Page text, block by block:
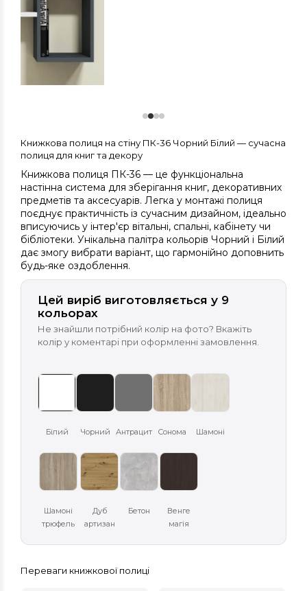
Книжкова полиця на стіну ПК-36 Чорний Білий — сучасна
полиця для книг та декору
Книжкова полиця ПК-36 — це функціональна
настінна система для зберігання книг, декоративних
предметів та аксесуарів. Легка у монтажі полиця
поєднує практичність із сучасним дизайном, ідеально
вписуючись у інтер'єр вітальні, спальні, кабінету чи
бібліотеки. Унікальна палітра кольорів Чорний і Білий
дає змогу вибрати варіант, що гармонійно доповнить
будь-яке оздоблення.
Цей виріб виготовляється у 9
кольорах
Не знайшли потрібний колір на фото? Вкажіть
колір у коментарі при оформленні замовлення.
Білий Чорний Антрацит Сонома Шамоні
Шамоні
трюфель
Дуб
артизан
Бетон
Венге
магія
Переваги книжкової полиці